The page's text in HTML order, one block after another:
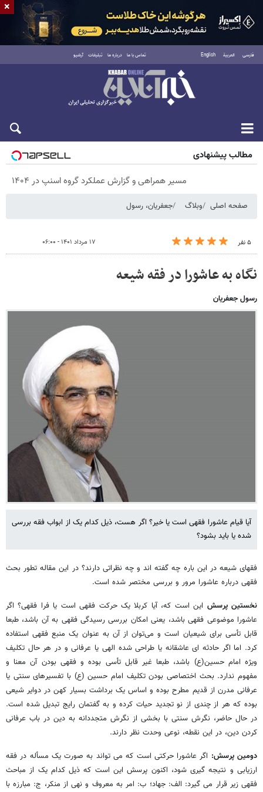
فارسی العربية English تماس با ما درباره ما تبلیغات آرشیو
شنبه ۱۷ مرداد ۱۴۰۵
مطالب پیشنهادی
مسیر همراهی و گزارش عملکرد گروه اسنپ در ۱۴۰۴
صفحه اصلی وبلاگ جعفریان، رسول
۵ نفر ۱۷ مرداد ۱۴۰۱ - ۰۶:۰۰
نگاه به عاشورا در فقه شیعه
رسول جعفریان
آیا قیام عاشورا فقهی است یا خیر؟‌ اگر هست، ذیل کدام یک از ابواب فقه بررسی
شده یا باید بشود؟
فقهای شیعه در این باره چه گفته اند و چه نظراتی دارند؟ در این مقاله تطور بحث
فقهی درباره عاشورا مرور و بررسی مختصر شده است.
نخستین پرسش این است که، آیا کربلا یک حرکت فقهی است یا فرا فقهی؟ اگر
عاشورا موضوعی فقهی باشد، یعنی امکان بررسی رسیدگی فقهی به آن باشد، طبعا
قابل تأسی برای شیعیان است و می‌توان از آن به عنوان یک منبع فقهی استفاده
کرد. اما اگر حادثه ای عاشقانه یا طراحی شده الهی یا عرفانی و در هر حال تکلیف
ویژه امام حسین(ع) باشد، طبعا غیر قابل تأسی بوده و فقهی بودن آن معنا و
مفهوم ندارد. بحث اختصاصی بودن تکلیف امام حسین (ع) با تفسیرهای سنتی یا
عرفانی مدرن از قدیم مطرح بوده و اساس یک برداشت بسیار کهن در دوایر شیعی
بوده که هر از چندی از نو تجدید حیات کرده و به گفتمان رایج تبدیل شده است.
در حال حاضر، نگرش سنتی با بخشی از نگرش متجددانه به دین در باب عرفانی
کردن دین، در این نقطه، نوعی وحدت نظر دارند.
دومین پرسش: اگر عاشورا حرکتی است که می تواند به صورت یک مسأله در فقه
ارزیابی و نتیجه گیری شود، اکنون پرسش این است که ذیل کدام یک از مباحث
فقهی زیر قرار می گیرد: الف: جهاد؛ ب:‌ امر به معروف و نهی از منکر، ج: مبارزه با
×